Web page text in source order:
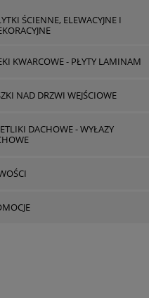
ŚCIENNE, ELEWACYJNE I
KWARCOWE - PŁYTY LAMINAM
NAD DRZWI WEJŚCIOWE
DACHOWE - WYŁAZY